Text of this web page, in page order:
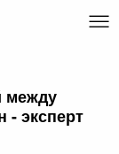
между
- эксперт